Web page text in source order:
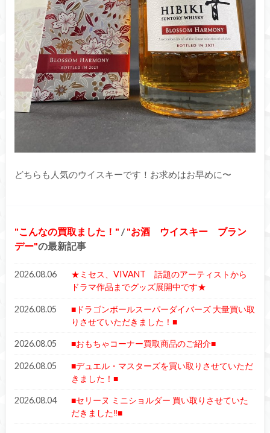
どちらも人気のウイスキーです！お求めはお早めに〜
こんなの買取ました！ / お酒 ウイスキー ブラン
デー の最新記事
2026.08.06
★ミセス、VIVANT 話題のアーティストから
ドラマ作品までグッズ展開中です★
2026.08.05
■ドラゴンボールスーパーダイバーズ 大量買い取
りさせていただきました！■
2026.08.05 ■おもちゃコーナー買取商品のご紹介■
2026.08.05
■デュエル・マスターズを買い取りさせていただ
きました！■
2026.08.04
■セリーヌ ミニショルダー 買い取りさせていた
だきました‼■